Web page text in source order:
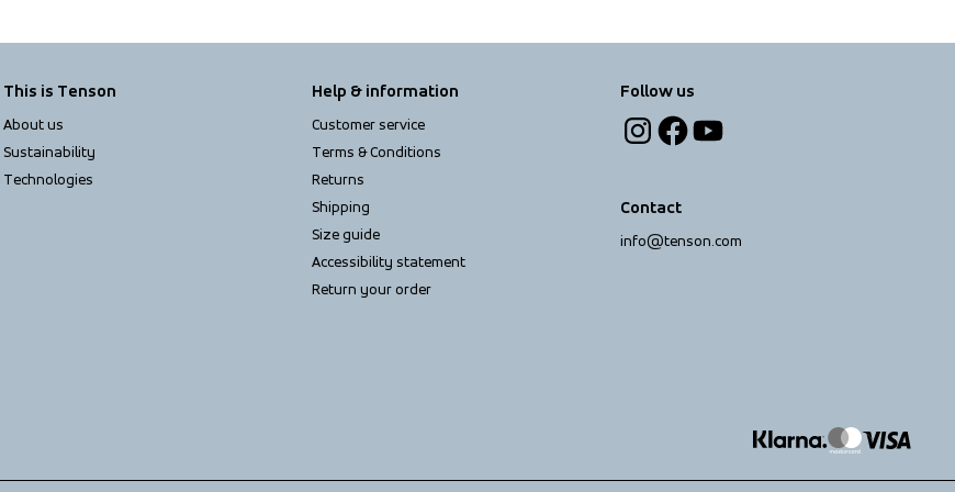
This is Tenson
About us
Sustainability
Technologies
Help & information
Customer service
Terms & Conditions
Returns
Shipping
Size guide
Accessibility statement
Return your order
Follow us
Contact
info@tenson.com